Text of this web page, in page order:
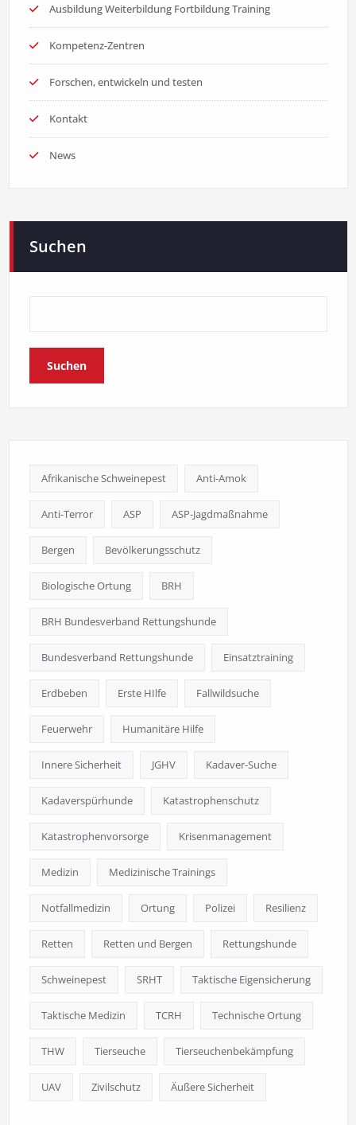
Ausbildung Weiterbildung Fortbildung Training
Kompetenz-Zentren
Forschen, entwickeln und testen
Kontakt
News
Suchen
Suchen
Afrikanische Schweinepest Anti-Amok
Anti-Terror ASP ASP-Jagdmaßnahme
Bergen Bevölkerungsschutz
Biologische Ortung BRH
BRH Bundesverband Rettungshunde
Bundesverband Rettungshunde Einsatztraining
Erdbeben Erste HIlfe Fallwildsuche
Feuerwehr Humanitäre Hilfe
Innere Sicherheit JGHV Kadaver-Suche
Kadaverspürhunde Katastrophenschutz
Katastrophenvorsorge Krisenmanagement
Medizin Medizinische Trainings
Notfallmedizin Ortung Polizei Resilienz
Retten Retten und Bergen Rettungshunde
Schweinepest SRHT Taktische Eigensicherung
Taktische Medizin TCRH Technische Ortung
THW Tierseuche Tierseuchenbekämpfung
UAV Zivilschutz Äußere Sicherheit